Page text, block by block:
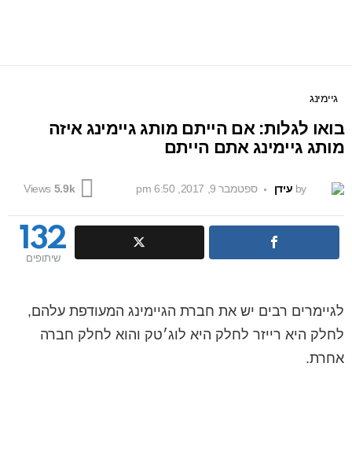
גיימינג
בואו לגלות: אם הייתם מותג גיימינג איזה
מותג גיימינג אתם הייתם
by עידן ספטמבר 9, 2017, 6:50 pm 5.9k
Views
132
שיתופים
לגיימרים רבים יש את חברת הגיימינג המעודפת עלהם,
לחלק היא רייזר לחלק היא לוג׳טק והוא לחלק חברה
אחרת.